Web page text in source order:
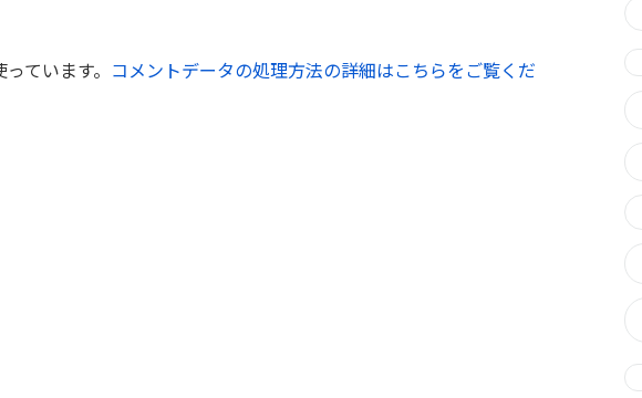
ています。 コメントデータの処理方法の詳細はこちらをご覧くだ